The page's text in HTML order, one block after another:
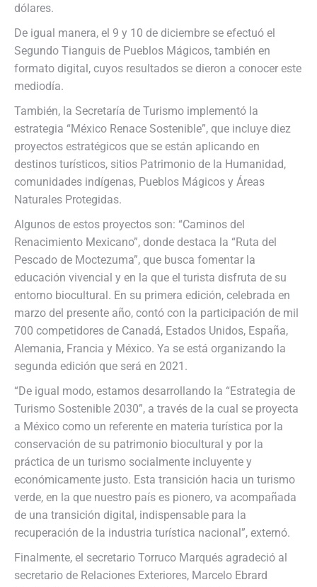
dólares.
De igual manera, el 9 y 10 de diciembre se efectuó el
Segundo Tianguis de Pueblos Mágicos, también en
formato digital, cuyos resultados se dieron a conocer este
mediodía.
También, la Secretaría de Turismo implementó la
estrategia “México Renace Sostenible”, que incluye diez
proyectos estratégicos que se están aplicando en
destinos turísticos, sitios Patrimonio de la Humanidad,
comunidades indígenas, Pueblos Mágicos y Áreas
Naturales Protegidas.
Algunos de estos proyectos son: “Caminos del
Renacimiento Mexicano”, donde destaca la “Ruta del
Pescado de Moctezuma”, que busca fomentar la
educación vivencial y en la que el turista disfruta de su
entorno biocultural. En su primera edición, celebrada en
marzo del presente año, contó con la participación de mil
700 competidores de Canadá, Estados Unidos, España,
Alemania, Francia y México. Ya se está organizando la
segunda edición que será en 2021.
“De igual modo, estamos desarrollando la “Estrategia de
Turismo Sostenible 2030”, a través de la cual se proyecta
a México como un referente en materia turística por la
conservación de su patrimonio biocultural y por la
práctica de un turismo socialmente incluyente y
económicamente justo. Esta transición hacia un turismo
verde, en la que nuestro país es pionero, va acompañada
de una transición digital, indispensable para la
recuperación de la industria turística nacional”, externó.
Finalmente, el secretario Torruco Marqués agradeció al
secretario de Relaciones Exteriores, Marcelo Ebrard